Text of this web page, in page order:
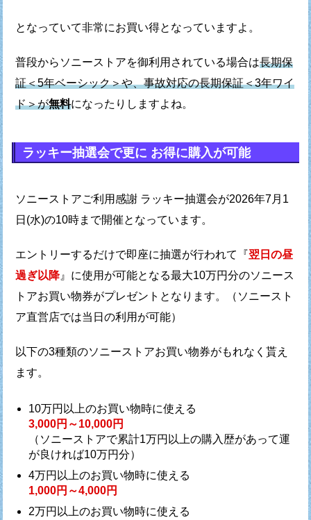
となっていて非常にお買い得となっていますよ。
普段からソニーストアを御利用されている場合は長期保
証＜5年ベーシック＞や、事故対応の長期保証＜3年ワイ
ド＞が無料になったりしますよね。
ラッキー抽選会で更に お得に購入が可能
ソニーストアご利用感謝 ラッキー抽選会が2026年7月1
日(水)の10時まで開催となっています。
エントリーするだけで即座に抽選が行われて 『翌日の昼
過ぎ以降』に使用が可能となる最大10万円分のソニース
トアお買い物券がプレゼントとなります。
（ソニースト
ア直営店では当日の利用が可能）
以下の3種類のソニーストアお買い物券がもれなく貰え
ます。
10万円以上のお買い物時に使える
3,000円～10,000円
（ソニーストアで累計1万円以上の購入歴があって運
が良ければ10万円分）
4万円以上のお買い物時に使える
1,000円～4,000円
2万円以上のお買い物時に使える